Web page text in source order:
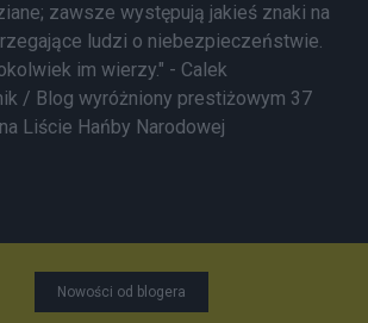
zawsze występują jakieś znaki na
ludzi o niebezpieczeństwie.
im wierzy." - Calek
/ Blog wyróżniony prestiżowym 37
Liście Hańby Narodowej
Nowości od blogera